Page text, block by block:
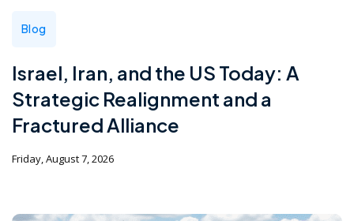
Blog
Israel, Iran, and the US Today: A
Strategic Realignment and a
Fractured Alliance
Friday, August 7, 2026